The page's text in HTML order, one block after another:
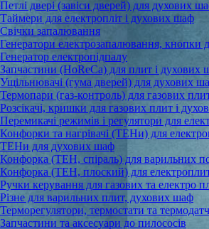
Петлі двері (завіси дверей) для духових
Таймери для електропліт і духових шаф
Свічки запалювання
Генератори електрозапалювання, кнопки
Генератор електропідпалу
Запчастини (HoReCa) для плит і духових
Ущільнювачі (гума дверей) для духових
Термопари (газ-контроль) для газових
Розсікачі, кришки для газових плит і
Перемикачі режимів і регулятори для
Конфорки та нагрівачі (ТЕНи) для
ТЕНи для духових шаф
Конфорка (ТЕН, спіраль) для варильних
Конфорка (ТЕН, плоский) для
Ручки керування для газових та електро
Різне для варильних плит, духових шаф
Терморегулятори, термостати та
Запчастини та аксесуари до пилососів